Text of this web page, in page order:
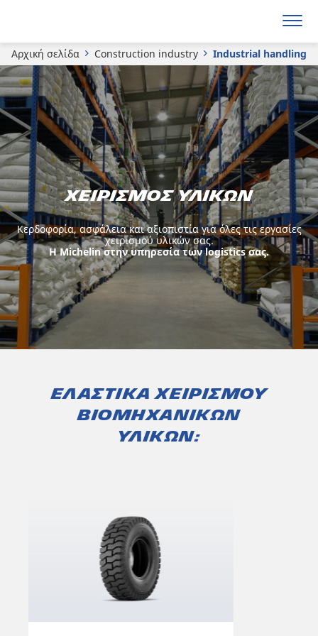
Αρχική σελίδα Construction industry Industrial handling
Χειρισμός υλικών
Κερδοφορία, ασφάλεια και αξιοπιστία για όλες τις εργασίες
χειρισμού υλικών σας.
Η Michelin στην υπηρεσία των logistics σας.
Ελαστικά χειρισμού
βιομηχανικών
υλικών: